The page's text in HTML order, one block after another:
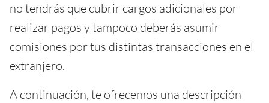
no tendrás que cubrir cargos adicionales por
realizar pagos y tampoco deberás asumir
comisiones por tus distintas transacciones en el
extranjero.
A continuación, te ofrecemos una descripción